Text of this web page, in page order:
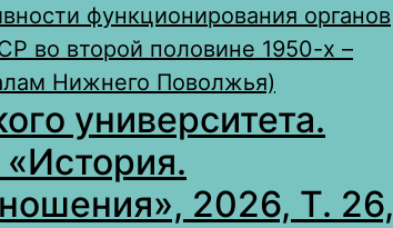
функционирования органов
во второй половине 1950-х –
Нижнего Поволжья)
университета.
2026, Т. 26,